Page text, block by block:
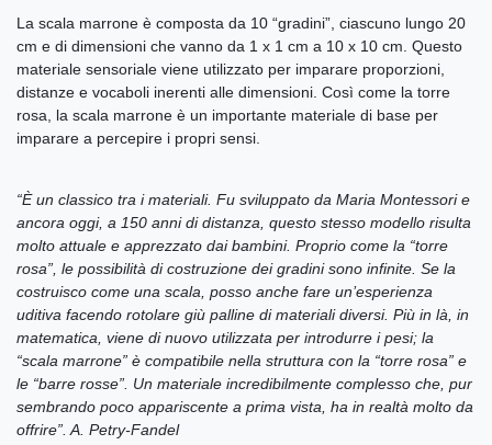
La scala marrone è composta da 10 “gradini”, ciascuno lungo 20
cm e di dimensioni che vanno da 1 x 1 cm a 10 x 10 cm. Questo
materiale sensoriale viene utilizzato per imparare proporzioni,
distanze e vocaboli inerenti alle dimensioni. Così come la torre
rosa, la scala marrone è un importante materiale di base per
imparare a percepire i propri sensi.
“È un classico tra i materiali. Fu sviluppato da Maria Montessori e
ancora oggi, a 150 anni di distanza, questo stesso modello risulta
molto attuale e apprezzato dai bambini. Proprio come la “torre
rosa”, le possibilità di costruzione dei gradini sono infinite. Se la
costruisco come una scala, posso anche fare un’esperienza
uditiva facendo rotolare giù palline di materiali diversi. Più in là, in
matematica, viene di nuovo utilizzata per introdurre i pesi; la
“scala marrone” è compatibile nella struttura con la “torre rosa” e
le “barre rosse”. Un materiale incredibilmente complesso che, pur
sembrando poco appariscente a prima vista, ha in realtà molto da
offrire”. A. Petry-Fandel